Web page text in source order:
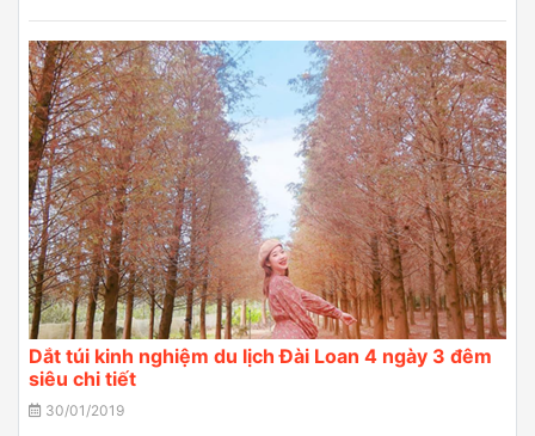
Dắt túi kinh nghiệm du lịch Đài Loan 4 ngày 3 đêm
siêu chi tiết
30/01/2019